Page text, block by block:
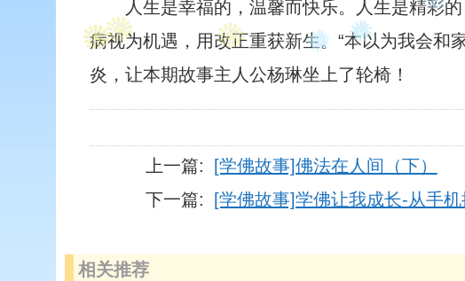
人生是幸福的，温馨而快乐。人生是精彩
病视为机遇，用改正重获新生。“本以为我会和
炎，让本期故事主人公杨琳坐上了轮椅！
上一篇:
[学佛故事]佛法在人间（下）
下一篇:
[学佛故事]学佛让我成长-从手
相关推荐